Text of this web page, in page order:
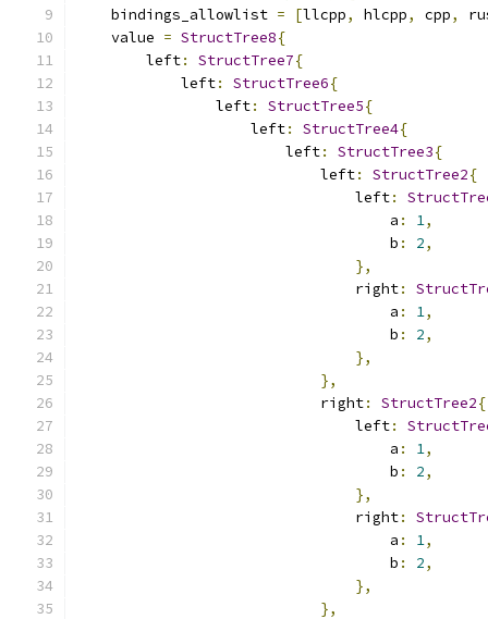
    bindings_allowlist
= [llcpp, hlcpp, cpp,
    value
= StructTree8{
        left
: StructTree7{
            left
: StructTree6{
                left
: StructTree5{
                    left
: StructTree4{
                        left
: StructTree3{
                            left
: StructTree2{
                                left
:
                                    a
: 1,
                                    b
: 2,
},
                                right
:
                                    a
: 1,
                                    b
: 2,
},
},
                            right
: StructTree2{
                                left
:
                                    a
: 1,
                                    b
: 2,
},
                                right
:
                                    a
: 1,
                                    b
: 2,
},
},